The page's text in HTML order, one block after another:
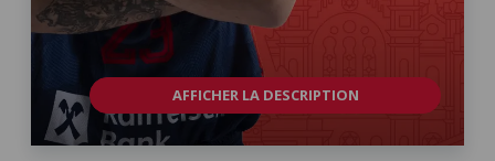
AFFICHER LA DESCRIPTION